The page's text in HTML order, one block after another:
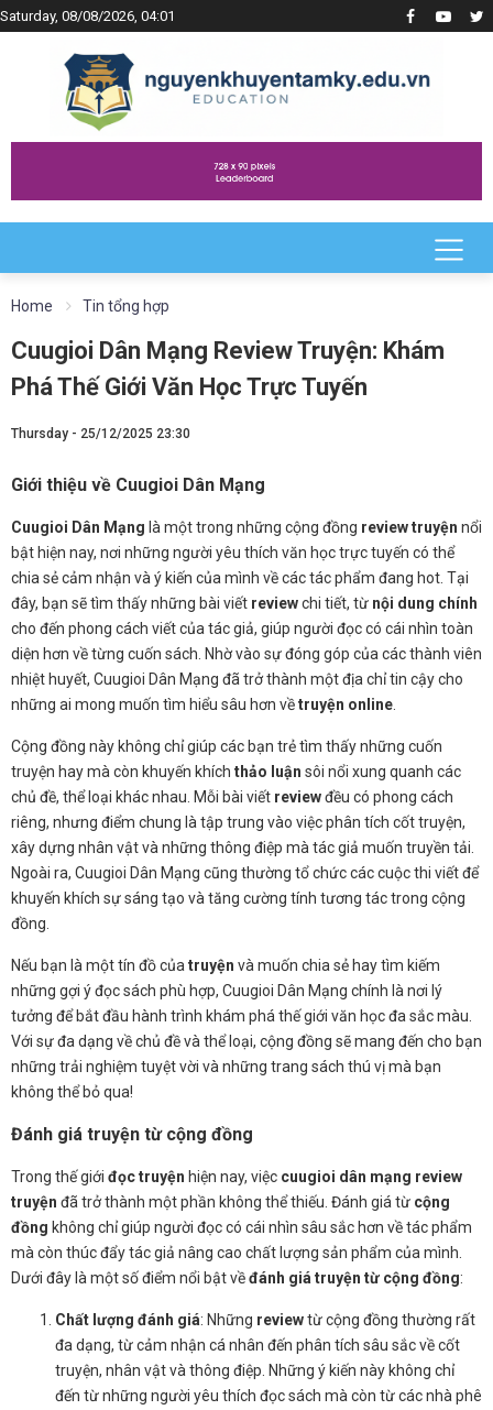
Saturday, 08/08/2026, 04:01
Home Tin tổng hợp
Cuugioi Dân Mạng Review Truyện: Khám
Phá Thế Giới Văn Học Trực Tuyến
Thursday - 25/12/2025 23:30
Giới thiệu về Cuugioi Dân Mạng
Cuugioi Dân Mạng là một trong những cộng đồng review truyện nổi
bật hiện nay, nơi những người yêu thích văn học trực tuyến có thể
chia sẻ cảm nhận và ý kiến của mình về các tác phẩm đang hot. Tại
đây, bạn sẽ tìm thấy những bài viết reviewchi tiết, từ nội dung chính
cho đến phong cách viết của tác giả, giúp người đọc có cái nhìn toàn
diện hơn về từng cuốn sách. Nhờ vào sự đóng góp của các thành viên
nhiệt huyết, Cuugioi Dân Mạng đã trở thành một địa chỉ tin cậy cho
những ai mong muốn tìm hiểu sâu hơn vềtruyện online
Cộng đồng này không chỉ giúp các bạn trẻ tìm thấy những cuốn
truyện hay mà còn khuyến khích thảo luận sôi nổi xung quanh các
chủ đề, thể loại khác nhau. Mỗi bài viết reviewđều có phong cách
riêng, nhưng điểm chung là tập trung vào việc phân tích cốt truyện,
xây dựng nhân vật và những thông điệp mà tác giả muốn truyền tải.
Ngoài ra, Cuugioi Dân Mạng cũng thường tổ chức các cuộc thi viết để
khuyến khích sự sáng tạo và tăng cường tính tương tác trong cộng
đồng.
Nếu bạn là một tín đồ của truyện và muốn chia sẻ hay tìm kiếm
những gợi ý đọc sách phù hợp, Cuugioi Dân Mạng chính là nơi lý
tưởng để bắt đầu hành trình khám phá thế giới văn học đa sắc màu.
Với sự đa dạng về chủ đề và thể loại, cộng đồng sẽ mang đến cho bạn
những trải nghiệm tuyệt vời và những trang sách thú vị mà bạn
không thể bỏ qua!
Đánh giá truyện từ cộng đồng
Trong thế giới đọc truyện hiện nay, việc cuugioi dân mạng review
truyện đã trở thành một phần không thể thiếu. Đánh giá từ cộng
đồng không chỉ giúp người đọc có cái nhìn sâu sắc hơn về tác phẩm
mà còn thúc đẩy tác giả nâng cao chất lượng sản phẩm của mình.
Dưới đây là một số điểm nổi bật vềđánh giá truyện từ cộng đồng:
Chất lượng đánh giá: Những reviewtừ cộng đồng thường rất
đa dạng, từ cảm nhận cá nhân đến phân tích sâu sắc về cốt
truyện, nhân vật và thông điệp. Những ý kiến này không chỉ
đến từ những người yêu thích đọc sách mà còn từ các nhà phê